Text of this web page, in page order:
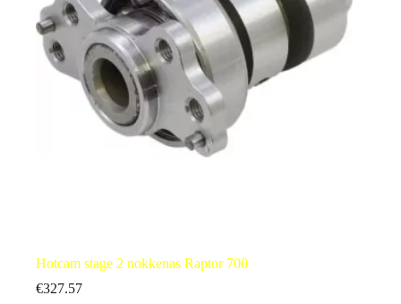
Hotcam stage 2 nokkenas Raptor 700
€327.57